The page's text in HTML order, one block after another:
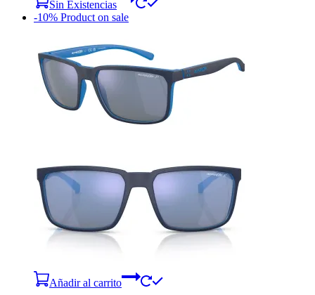
Sin Existencias
-10% Product on sale
Añadir al carrito